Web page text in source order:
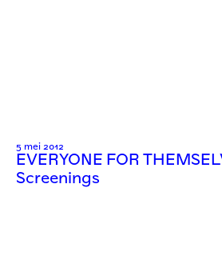
5 mei 2012
EVERYONE FOR
Screenings